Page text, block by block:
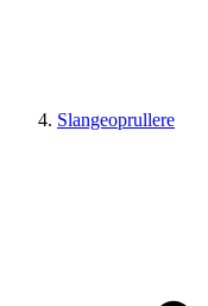
Slangeoprullere